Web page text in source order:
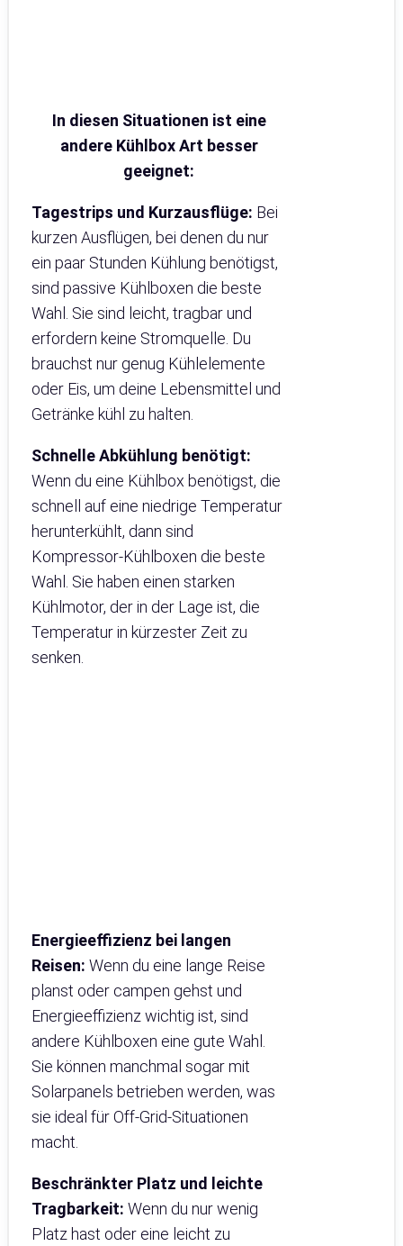
In diesen Situationen ist eine
andere Kühlbox Art besser
geeignet:
Tagestrips und Kurzausflüge: Bei
kurzen Ausflügen, bei denen du nur
ein paar Stunden Kühlung benötigst,
sind passive Kühlboxen die beste
Wahl. Sie sind leicht, tragbar und
erfordern keine Stromquelle. Du
brauchst nur genug Kühlelemente
oder Eis, um deine Lebensmittel und
Getränke kühl zu halten.
Schnelle Abkühlung benötigt:
Wenn du eine Kühlbox benötigst, die
schnell auf eine niedrige Temperatur
herunterkühlt, dann sind
Kompressor-Kühlboxen die beste
Wahl. Sie haben einen starken
Kühlmotor, der in der Lage ist, die
Temperatur in kürzester Zeit zu
senken.
Energieeffizienz bei langen
Reisen: Wenn du eine lange Reise
planst oder campen gehst und
Energieeffizienz wichtig ist, sind
andere Kühlboxen eine gute Wahl.
Sie können manchmal sogar mit
Solarpanels betrieben werden, was
sie ideal für Off-Grid-Situationen
macht.
Beschränkter Platz und leichte
Tragbarkeit: Wenn du nur wenig
Platz hast oder eine leicht zu